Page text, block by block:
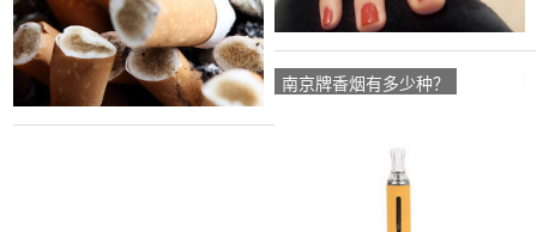
南京牌香烟有多少种？